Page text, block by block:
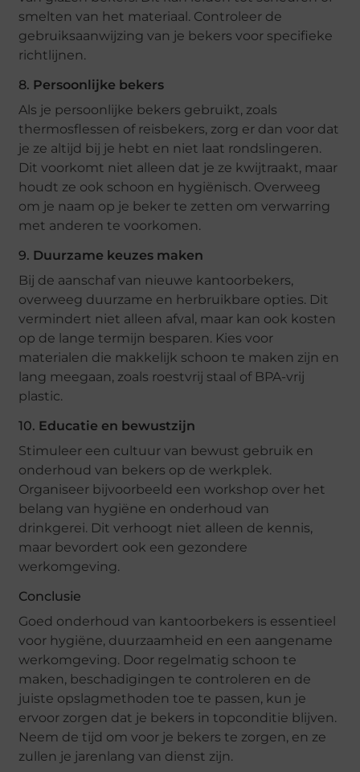
smelten van het materiaal. Controleer de
gebruiksaanwijzing van je bekers voor specifieke
richtlijnen.
8. Persoonlijke bekers
Als je persoonlijke bekers gebruikt, zoals
thermosflessen of reisbekers, zorg er dan voor dat
je ze altijd bij je hebt en niet laat rondslingeren.
Dit voorkomt niet alleen dat je ze kwijtraakt, maar
houdt ze ook schoon en hygiënisch. Overweeg
om je naam op je beker te zetten om verwarring
met anderen te voorkomen.
9. Duurzame keuzes maken
Bij de aanschaf van nieuwe kantoorbekers,
overweeg duurzame en herbruikbare opties. Dit
vermindert niet alleen afval, maar kan ook kosten
op de lange termijn besparen. Kies voor
materialen die makkelijk schoon te maken zijn en
lang meegaan, zoals roestvrij staal of BPA-vrij
plastic.
10. Educatie en bewustzijn
Stimuleer een cultuur van bewust gebruik en
onderhoud van bekers op de werkplek.
Organiseer bijvoorbeeld een workshop over het
belang van hygiëne en onderhoud van
drinkgerei. Dit verhoogt niet alleen de kennis,
maar bevordert ook een gezondere
werkomgeving.
Conclusie
Goed onderhoud van kantoorbekers is essentieel
voor hygiëne, duurzaamheid en een aangename
werkomgeving. Door regelmatig schoon te
maken, beschadigingen te controleren en de
juiste opslagmethoden toe te passen, kun je
ervoor zorgen dat je bekers in topconditie blijven.
Neem de tijd om voor je bekers te zorgen, en ze
zullen je jarenlang van dienst zijn.